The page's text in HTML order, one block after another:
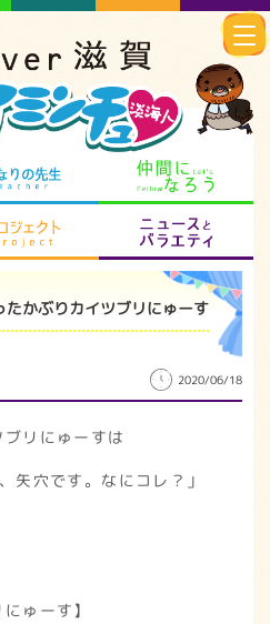
る滋賀 となりの先生
地元ネタ プロジェクト
かぶりカイツブリにゅーす
2020/06/18
リにゅーすは
矢穴です。なにコレ？」
ゅーす】